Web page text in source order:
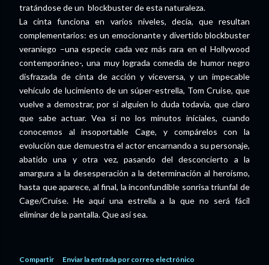
tratándose de un blockbuster de esta naturaleza.
La cinta funciona en varios niveles, decía, que resultan
complementarios: es un emocionante y divertido blockbuster
veraniego –una especie cada vez más rara en el Hollywood
contemporáneo-, una muy lograda comedia de humor negro
disfrazada de cinta de acción y viceversa, y un impecable
vehículo de lucimiento de un súper-estrella, Tom Cruise, que
vuelve a demostrar, por si alguien lo duda todavía, que claro
que sabe actuar. Vea si no los minutos iniciales, cuando
conocemos al insoportable Cage, y compárelos con la
evolución que demuestra el actor encarnando a su personaje,
abatido una y otra vez, pasando del desconcierto a la
amargura a la desesperación a la determinación al heroísmo,
hasta que aparece, al final, la inconfundible sonrisa triunfal de
Cage/Cruise. He aquí una estrella a la que no será fácil
eliminar de la pantalla. Que así sea.
Compartir
Enviar la entrada por correo electrónico